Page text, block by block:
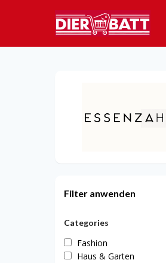
Filter anwenden
Categories
Fashion
Haus & Garten